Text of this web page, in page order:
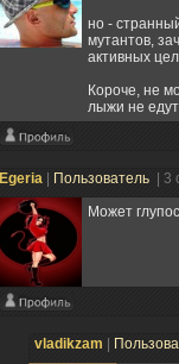
но -
мутантов,
активных
Короче, не
лыжи не
Egeria Пользователь
|
Может
vladikzam